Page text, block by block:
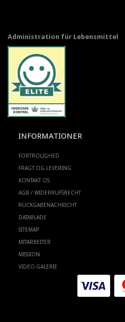
Administration für Lebensmittel
INFORMATIONER
FORTROLIGHED
FRAGT OG LEVERING
KONTAKT OS
AGB / WIDERRUFSRECHT
RÜCKGABENACHRICHT
DATABLADE
SITEMAP
MITARBEITER
MISSION
VIDEO-GALERIE